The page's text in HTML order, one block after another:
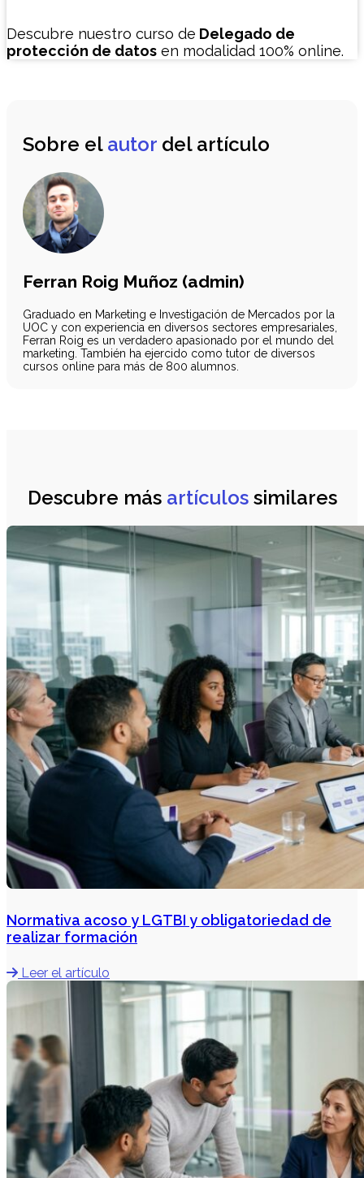
Descubre nuestro curso de Delegado de
protección de datos en modalidad 100% online.
Sobre el autor del artículo
Ferran Roig Muñoz (admin)
Graduado en Marketing e Investigación de Mercados por la
UOC y con experiencia en diversos sectores empresariales,
Ferran Roig es un verdadero apasionado por el mundo del
marketing. También ha ejercido como tutor de diversos
cursos online para más de 800 alumnos.
Descubre más artículossimilares
Normativa acoso y LGTBI y obligatoriedad de
realizar formación
Leer el artículo